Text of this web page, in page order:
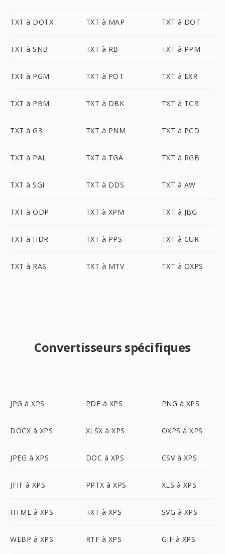
TXT à DOTX TXT à MAP TXT à DOT
TXT à SNB TXT à RB TXT à PPM
TXT à PGM TXT à POT TXT à EXR
TXT à PBM TXT à DBK TXT à TCR
TXT à G3 TXT à PNM TXT à PCD
TXT à PAL TXT à TGA TXT à RGB
TXT à SGI TXT à DDS TXT à AW
TXT à ODP TXT à XPM TXT à JBG
TXT à HDR TXT à PPS TXT à CUR
TXT à RAS TXT à MTV TXT à OXPS
Convertisseurs spécifiques
JPG à XPS PDF à XPS PNG à XPS
DOCX à XPS XLSX à XPS OXPS à XPS
JPEG à XPS DOC à XPS CSV à XPS
JFIF à XPS PPTX à XPS XLS à XPS
HTML à XPS TXT à XPS SVG à XPS
WEBP à XPS RTF à XPS GIF à XPS